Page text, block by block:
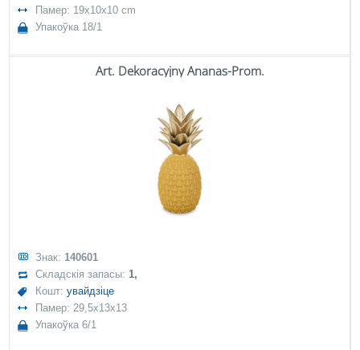
Памер: 19x10x10 cm
Упакоўка 18/1
Art. Dekoracyjny Ananas-Prom.
Знак: 140601
Складскія запасы:1,
Кошт:увайдзіце
Памер: 29,5x13x13
Упакоўка 6/1